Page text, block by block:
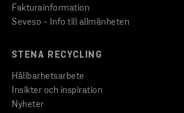
Fakturainformation
Seveso - Info till allmänheten
STENA RECYCLING
Hållbarhetsarbete
Insikter och inspiration
Nyheter